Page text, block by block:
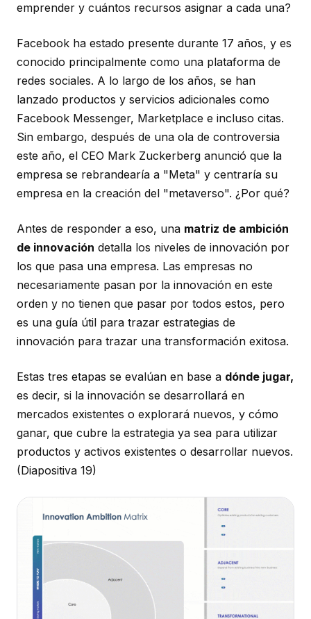
emprender y cuántos recursos asignar a cada una?
Facebook ha estado presente durante 17 años, y es
conocido principalmente como una plataforma de
redes sociales. A lo largo de los años, se han
lanzado productos y servicios adicionales como
Facebook Messenger, Marketplace e incluso citas.
Sin embargo, después de una ola de controversia
este año, el CEO Mark Zuckerberg anunció que la
empresa se rebrandearía a "Meta" y centraría su
empresa en la creación del "metaverso". ¿Por qué?
Antes de responder a eso, una matriz de ambición
de innovación detalla los niveles de innovación por
los que pasa una empresa. Las empresas no
necesariamente pasan por la innovación en este
orden y no tienen que pasar por todos estos, pero
es una guía útil para trazar estrategias de
innovación para trazar una transformación exitosa.
Estas tres etapas se evalúan en base a dónde jugar,
es decir, si la innovación se desarrollará en
mercados existentes o explorará nuevos, y cómo
ganar, que cubre la estrategia ya sea para utilizar
productos y activos existentes o desarrollar nuevos.
(Diapositiva 19)